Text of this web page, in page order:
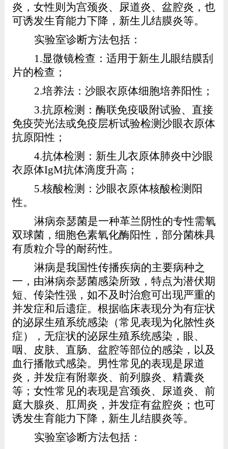
炎，女性则为宫颈炎、尿道炎、盆腔炎，也
可诱发生育能力下降，新生儿结膜炎等。
实验室诊断方法包括：
1.显微镜检查：适用于新生儿眼结膜刮
片的检查；
2.培养法：沙眼衣原体细胞培养阳性；
3.抗原检测：酶联免疫吸附试验、直接
免疫荧光法或免疫层析试验检测沙眼衣原体
抗原阳性；
4.抗体检测：新生儿衣原体肺炎中沙眼
衣原体IgM抗体滴度升高；
5.核酸检测：沙眼衣原体核酸检测阳
性。
淋病奈瑟菌是一种革兰阴性的专性需氧
双球菌，细胞色素氧化酶阳性，部分菌株具
有质粒介导的耐药性。
淋病是我国性传播疾病的主要病种之
一，由淋病奈瑟菌感染所致，特点为潜伏期
短、传染性强，如不及时治愈可出现严重的
并发症和后遗症。根据临床表现分为有症状
的泌尿生殖系统感染（常见表现为化脓性炎
症），无症状的泌尿生殖系统感染，眼、
咽、皮肤、直肠、盆腔等部位的感染，以及
血行播散式感染。男性常见的表现是尿道
炎，并发症有附睾炎、前列腺炎、精囊炎
等；女性常见的表现是宫颈炎、尿道炎、前
庭大腺炎、肛周炎，并发症有盆腔炎；也可
诱发生育能力下降，新生儿结膜炎等。
实验室诊断方法包括：